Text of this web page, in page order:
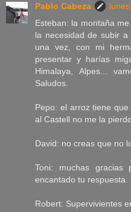
Pablo Cabeza
Esteban: la montaña
la necesidad de subir
una vez, con mi
presentar y harías
Himalaya, Alpes...
Saludos.
Pepo: el arroz tiene
al Castell no me la pierdo.
David: no creas que no
Toni: muchas
encantado tu respuesta.
Robert: Supervivientes